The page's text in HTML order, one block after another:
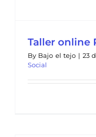
Taller online
By Bajo el tejo | 23
Social